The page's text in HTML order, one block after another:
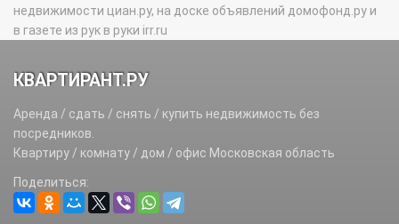
недвижимости циан.ру, на доске объявлений домофонд.ру и
в газете из рук в руки irr.ru
КВАРТИРАНТ.РУ
Аренда / сдать / снять / купить недвижимость без
посредников.
Квартиру / комнату / дом / офис Московская область
Поделиться: